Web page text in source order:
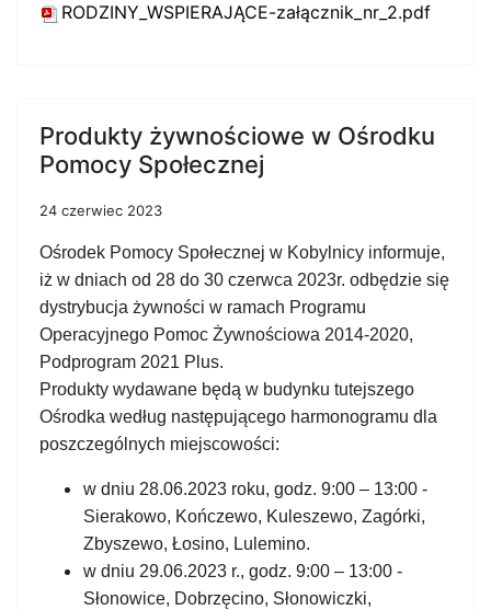
RODZINY_WSPIERAJĄCE-załącznik_nr_2.pdf
Produkty żywnościowe w Ośrodku
Pomocy Społecznej
24 czerwiec 2023
Ośrodek Pomocy Społecznej w Kobylnicy informuje,
iż w dniach od 28 do 30 czerwca 2023r. odbędzie się
dystrybucja żywności w ramach Programu
Operacyjnego Pomoc Żywnościowa 2014-2020,
Podprogram 2021 Plus.
Produkty wydawane będą w budynku tutejszego
Ośrodka według następującego harmonogramu dla
poszczególnych miejscowości:
w dniu 28.06.2023 roku, godz. 9:00 – 13:00 -
Sierakowo, Kończewo, Kuleszewo, Zagórki,
Zbyszewo, Łosino, Lulemino.
w dniu 29.06.2023 r., godz. 9:00 – 13:00 -
Słonowice, Dobrzęcino, Słonowiczki,